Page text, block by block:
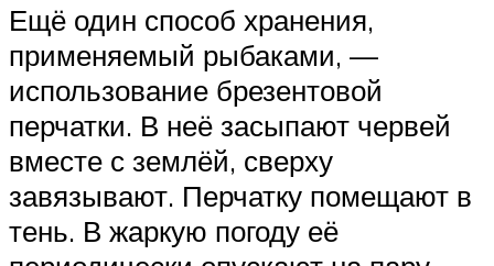
Ещё один способ хранения,
применяемый рыбаками, —
использование брезентовой
перчатки. В неё засыпают червей
вместе с землёй, сверху
завязывают. Перчатку помещают в
тень. В жаркую погоду её